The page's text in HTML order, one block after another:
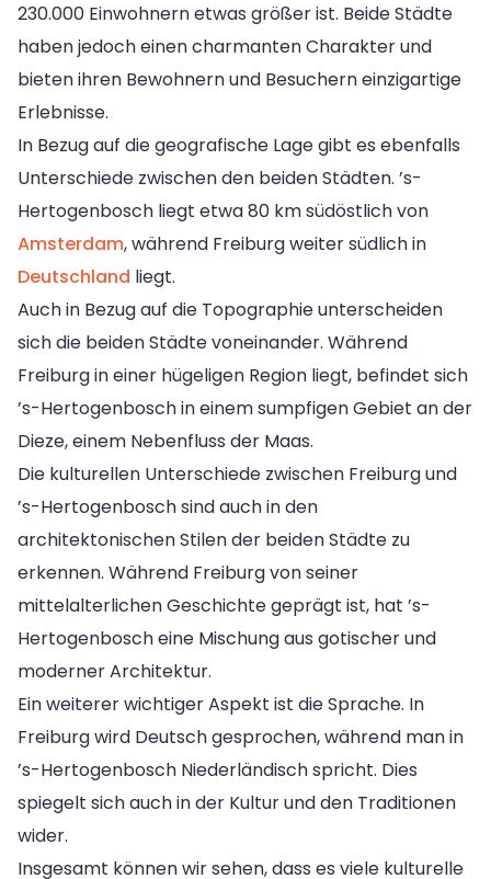
230.000 Einwohnern etwas größer ist. Beide Städte
haben jedoch einen charmanten Charakter und
bieten ihren Bewohnern und Besuchern einzigartige
Erlebnisse.
In Bezug auf die geografische Lage gibt es ebenfalls
Unterschiede zwischen den beiden Städten. ’s-
Hertogenbosch liegt etwa 80 km südöstlich von
Amsterdam, während Freiburg weiter südlich in
Deutschland liegt.
Auch in Bezug auf die Topographie unterscheiden
sich die beiden Städte voneinander. Während
Freiburg in einer hügeligen Region liegt, befindet sich
’s-Hertogenbosch in einem sumpfigen Gebiet an der
Dieze, einem Nebenfluss der Maas.
Die kulturellen Unterschiede zwischen Freiburg und
’s-Hertogenbosch sind auch in den
architektonischen Stilen der beiden Städte zu
erkennen. Während Freiburg von seiner
mittelalterlichen Geschichte geprägt ist, hat ’s-
Hertogenbosch eine Mischung aus gotischer und
moderner Architektur.
Ein weiterer wichtiger Aspekt ist die Sprache. In
Freiburg wird Deutsch gesprochen, während man in
’s-Hertogenbosch Niederländisch spricht. Dies
spiegelt sich auch in der Kultur und den Traditionen
wider.
Insgesamt können wir sehen, dass es viele kulturelle